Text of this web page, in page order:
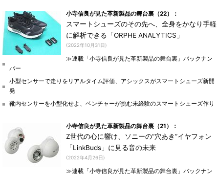
小寺信良が見た革新製品の舞台裏（22）：
スマートシューズのその先へ、全身をかなり手軽
に解析できる「ORPHE ANALYTICS」
(2022年10月31日)
≫連載「小寺信良が見た革新製品の舞台裏」バックナン
バー
小型センサーで走りをリアルタイム評価、アシックスがスマートシューズ新開
発
靴内センサーを小型化せよ、ベンチャーが挑む未経験のスマートシューズ作り
小寺信良が見た革新製品の舞台裏（21）：
Z世代の心に響け、ソニーの“穴あき”イヤフォン
「LinkBuds」に見る音の未来
(2022年4月26日)
≫連載「小寺信良が見た革新製品の舞台裏」バックナン